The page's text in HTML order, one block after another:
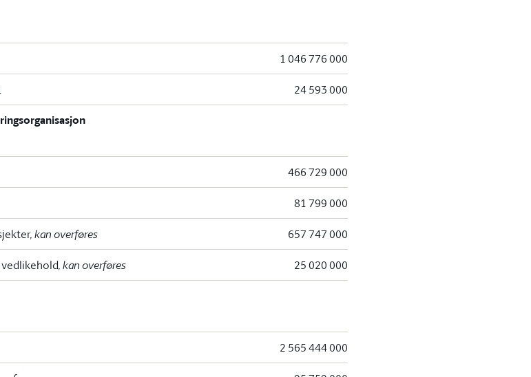
1 046 776 000
24 593 000
466 729 000
81 799 000
, kan overføres 657 747 000
vedlikehold, kan overføres 25 020 000
2 565 444 000